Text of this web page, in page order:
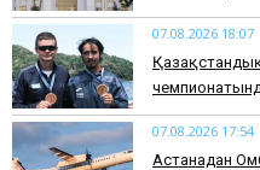
07.08.2026 18:07
07.08.2026 17:54
Астанадан